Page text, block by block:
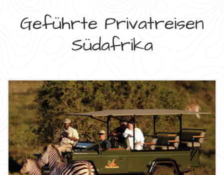
Geführte Privatreisen
Südafrika